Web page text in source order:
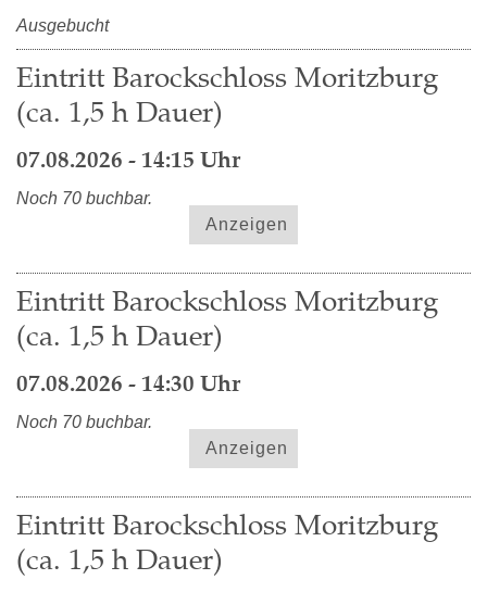
Ausgebucht
Eintritt Barockschloss Moritzburg
(ca. 1,5 h Dauer)
07.08.2026 - 14:15 Uhr
Noch 70 buchbar.
Anzeigen
Eintritt Barockschloss Moritzburg
(ca. 1,5 h Dauer)
07.08.2026 - 14:30 Uhr
Noch 70 buchbar.
Anzeigen
Eintritt Barockschloss Moritzburg
(ca. 1,5 h Dauer)